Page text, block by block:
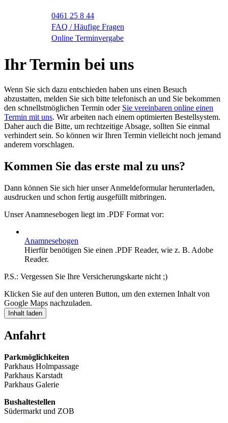
0461 25 8 44
FAQ / Häufige Fragen
Online Terminvergabe
Ihr Termin bei uns
Wenn Sie sich dazu entschieden haben uns einen Besuch
abzustatten, melden Sie sich bitte telefonisch an und Sie bekommen
den schnellstmöglichen Termin oder Sie vereinbaren online einen
Termin mit uns. Wir arbeiten nach einem optimierten Bestellsystem.
Daher auch die Bitte, um rechtzeitige Absage, sollten Sie einmal
verhindert sein. So können wir Ihren Termin vielleicht noch jemand
anderem vorschlagen.
Kommen Sie das erste mal zu uns?
Dann können Sie sich hier unser Anmeldeformular herunterladen,
ausdrucken und schon fertig ausgefüllt mitbringen.
Unser Anamnesebogen liegt im .PDF Format vor:
Anamnesebogen
Hierfür benötigen Sie einen .PDF Reader, wie z. B. Adobe
Reader.
P.S.: Vergessen Sie Ihre Versicherungskarte nicht ;)
Klicken Sie auf den unteren Button, um den externen Inhalt von
Google Maps nachzuladen.
Inhalt laden
Anfahrt
Parkmöglichkeiten
Parkhaus Holmpassage
Parkhaus Karstadt
Parkhaus Galerie
Bushaltestellen
Südermarkt und ZOB